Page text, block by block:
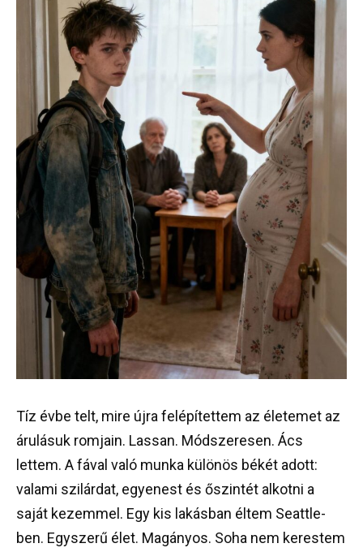
Tíz évbe telt, mire újra felépítettem az életemet az
árulásuk romjain. Lassan. Módszeresen. Ács
lettem. A fával való munka különös békét adott:
valami szilárdat, egyenest és őszintét alkotni a
saját kezemmel. Egy kis lakásban éltem Seattle-
ben. Egyszerű élet. Magányos. Soha nem kerestem